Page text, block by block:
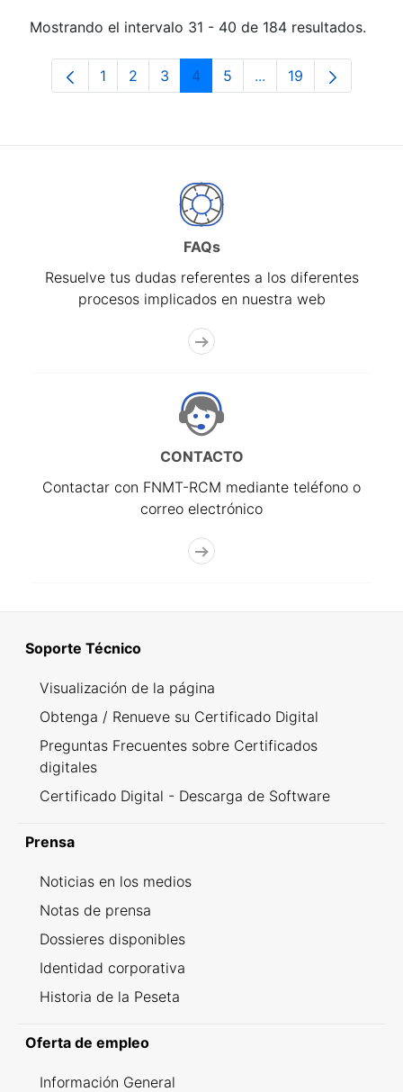
Mostrando el intervalo 31 - 40 de 184 resultados.
Página
1 Página
2 Página
3 Página
4 Página
5 ...Páginas intermedias
Página
19
FAQs
Resuelve tus dudas referentes a los diferentes
procesos implicados en nuestra web
CONTACTO
Contactar con FNMT-RCM mediante teléfono o
correo electrónico
Soporte Técnico
Visualización de la página
Obtenga / Renueve su Certificado Digital
Preguntas Frecuentes sobre Certificados
digitales
Certificado Digital - Descarga de Software
Prensa
Noticias en los medios
Notas de prensa
Dossieres disponibles
Identidad corporativa
Historia de la Peseta
Oferta de empleo
Información General